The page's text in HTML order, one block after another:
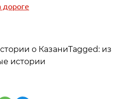
дороге
о КазаниTagged: из
истории